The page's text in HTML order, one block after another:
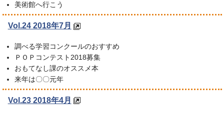
美術館へ行こう
Vol.24 2018年7月
調べる学習コンクールのおすすめ
ＰＯＰコンテスト2018募集
おもてなし課のオススメ本
来年は〇〇元年
Vol.23 2018年4月